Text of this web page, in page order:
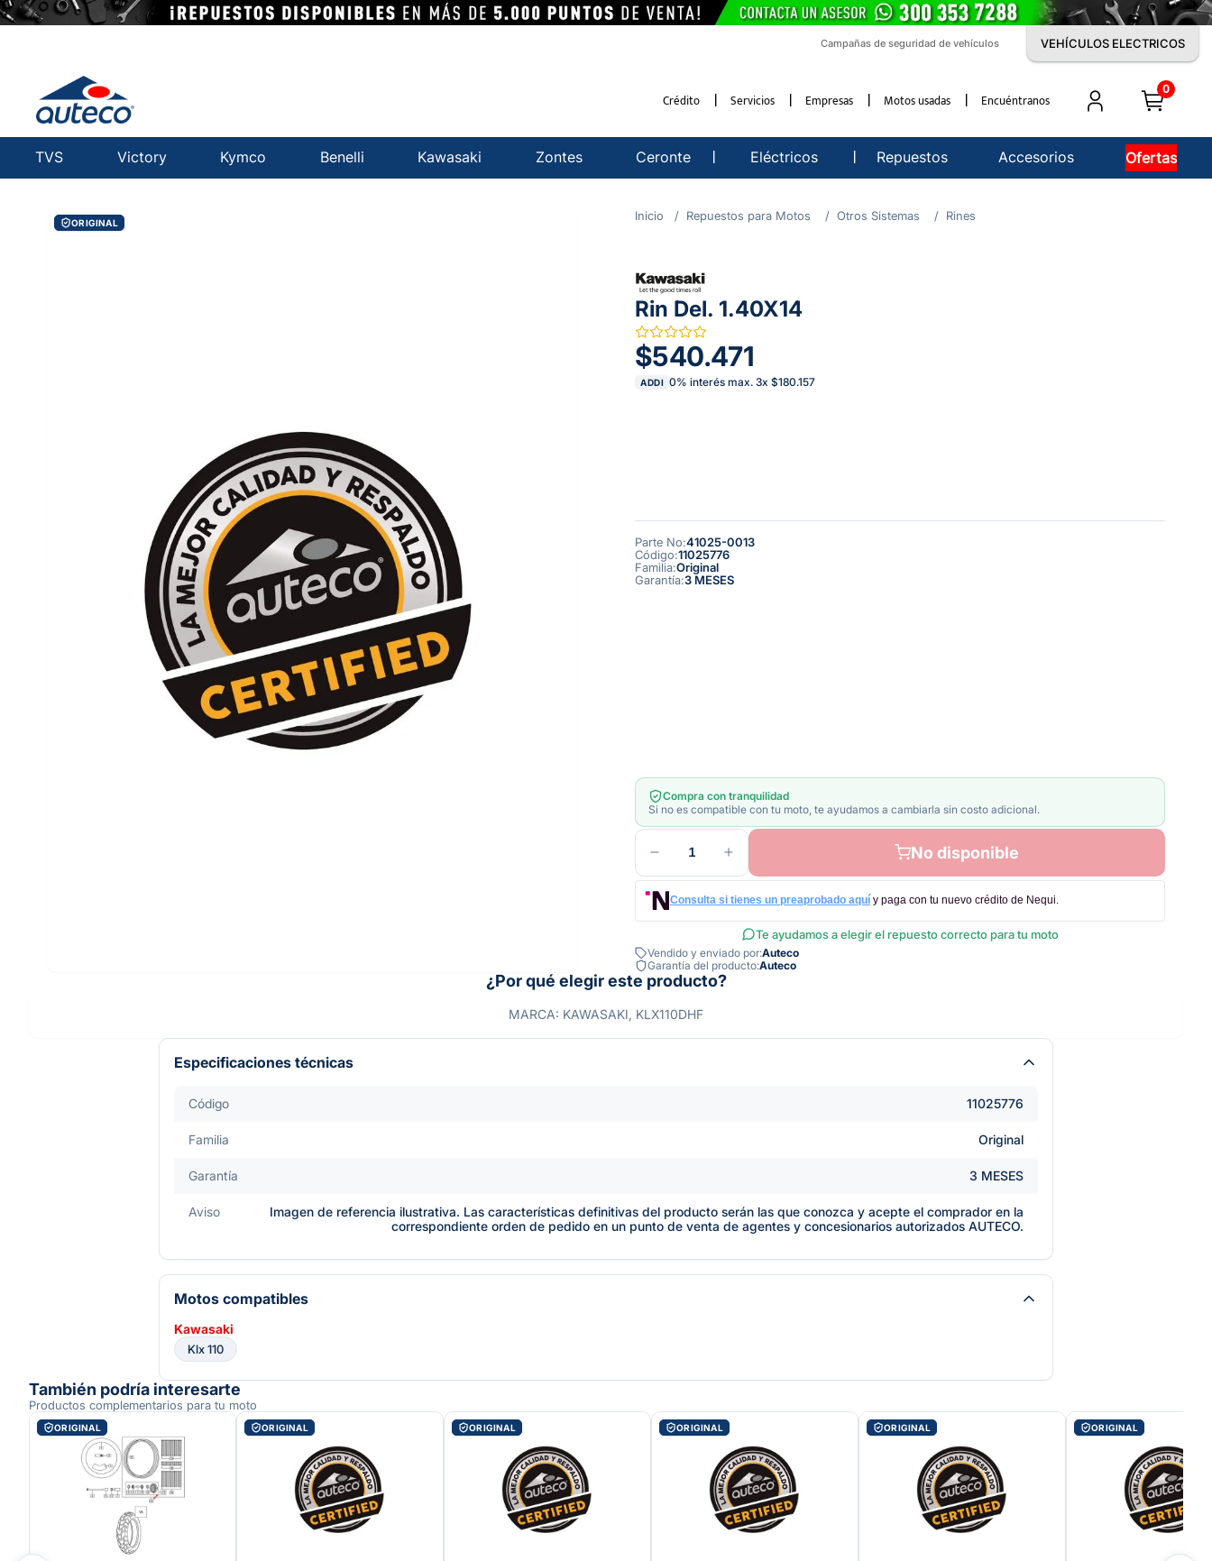
Campañas de seguridad de vehículos VEHÍCULOS ELECTRICOS
Crédito Servicios Empresas Motos usadas Encuéntranos
0
TVS Victory Kymco Benelli Kawasaki Zontes Ceronte Eléctricos Repuestos Accesorios Ofertas
ORIGINAL Repuestos para Motos Otros Sistemas Rines
Rin Del. 1.40X14
$540.471
ADDI 0% interés max. 3x $180.157
Parte No:41025-0013
Código:11025776
Familia:Original
Garantía:3 MESES
Compra con tranquilidad
Si no es compatible con tu moto, te ayudamos a cambiarla sin costo adicional.
1 No disponible
Consulta si tienes un preaprobado aquí y paga con tu nuevo crédito de Nequi.
Te ayudamos a elegir el repuesto correcto para tu moto
Vendido y enviado por:Auteco
Garantía del producto:Auteco
¿Por qué elegir este producto?
MARCA: KAWASAKI, KLX110DHF
Especificaciones técnicas
Código 11025776
Familia Original
Garantía 3 MESES
Aviso
Imagen de referencia ilustrativa. Las características definitivas del producto serán las que conozca y acepte el comprador en la
correspondiente orden de pedido en un punto de venta de agentes y concesionarios autorizados AUTECO.
Motos compatibles
Kawasaki
Klx 110
También podría interesarte
Productos complementarios para tu moto
ORIGINAL ORIGINAL ORIGINAL ORIGINAL ORIGINAL ORIGINAL